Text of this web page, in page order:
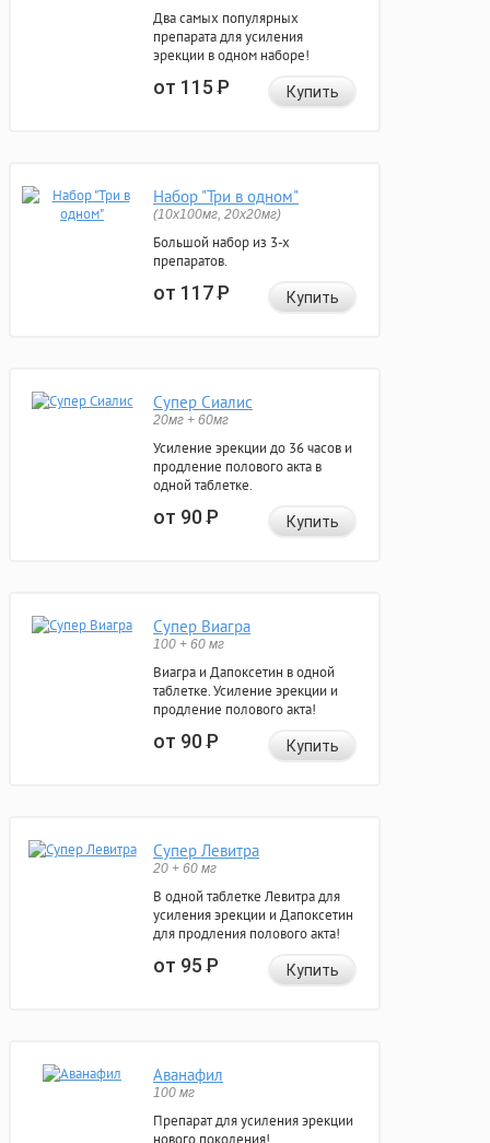
Два самых популярных
препарата для усиления
эрекции в одном наборе!
от 115Р Купить
Набор "Три в одном"
(10x100мг, 20x20мг)
Большой набор из 3-х
препаратов.
от 117Р Купить
Супер Сиалис
20мг + 60мг
Усиление эрекции до 36 часов и
продление полового акта в
одной таблетке.
от 90Р Купить
Супер Виагра
100 + 60 мг
Виагра и Дапоксетин в одной
таблетке. Усиление эрекции и
продление полового акта!
от 90Р Купить
Супер Левитра
20 + 60 мг
В одной таблетке Левитра для
усиления эрекции и Дапоксетин
для продления полового акта!
от 95Р Купить
Аванафил
100 мг
Препарат для усиления эрекции